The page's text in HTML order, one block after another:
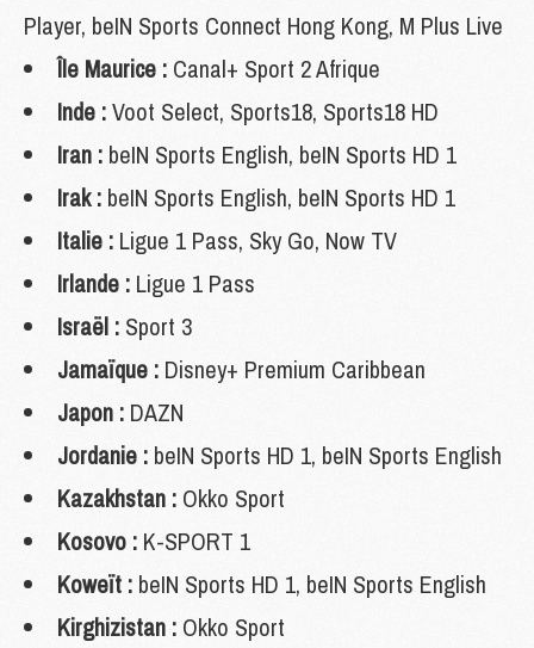
Player, beIN Sports Connect Hong Kong, M Plus Live
Île Maurice : Canal+ Sport 2 Afrique
Inde :Voot Select, Sports18, Sports18 HD
Iran : beIN Sports English, beIN Sports HD 1
Irak : beIN Sports English, beIN Sports HD 1
Italie : Ligue 1 Pass, Sky Go, Now TV
Irlande : Ligue 1 Pass
Israël : Sport 3
Jamaïque : Disney+ Premium Caribbean
Japon : DAZN
Jordanie : beIN Sports HD 1, beIN Sports English
Kazakhstan : Okko Sport
Kosovo : K-SPORT 1
Koweït : beIN Sports HD 1, beIN Sports English
Kirghizistan : Okko Sport